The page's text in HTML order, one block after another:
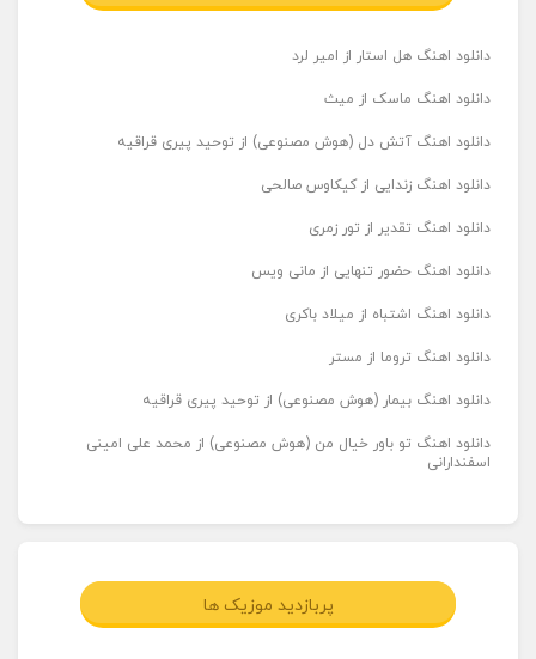
دانلود اهنگ هل استار از امیر لرد
دانلود اهنگ ماسک از میث
دانلود اهنگ آتش دل (هوش مصنوعی) از توحید پیری قراقیه
دانلود اهنگ زندایی از کیکاوس صالحی
دانلود اهنگ تقدیر از تور زمری
دانلود اهنگ حضور تنهایی از مانی ویس
دانلود اهنگ اشتباه از میلاد باکری
دانلود اهنگ تروما از مستر
دانلود اهنگ بیمار (هوش مصنوعی) از توحید پیری قراقیه
دانلود اهنگ تو باور خیال من (هوش مصنوعی) از محمد علی امینی
اسفندارانی
پربازدید موزیک ها